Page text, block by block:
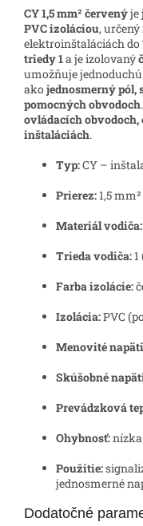
CY 1,5 mm² červenýje
PVC izoláciou, určený
elektroinštaláciách do
triedy 1a je izolovaný
umožňuje
akojednosmerný pól,
pomocných obvodoch
ovládacích
inštaláciách.
Typ:CY –
Prierez:1,5 mm²
Materiál vodiča:
Trieda vodiča:1
Farba izolácie:
Izolácia:PVC
Menovité
Skúšobné
Prevádzková
Ohybnosť:nízka
Použitie:
jednosmerné
Dodatočné